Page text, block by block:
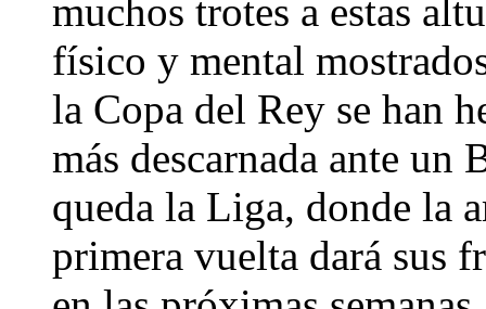
muchos trotes a estas
físico y mental
la Copa del Rey se han
más descarnada ante
queda la Liga, donde la
primera vuelta dará sus